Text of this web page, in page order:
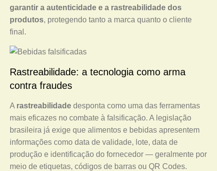
garantir a autenticidade e a rastreabilidade dos
produtos, protegendo tanto a marca quanto o cliente
final.
Rastreabilidade: a tecnologia como arma
contra fraudes
A rastreabilidade desponta como uma das ferramentas
mais eficazes no combate à falsificação. A legislação
brasileira já exige que alimentos e bebidas apresentem
informações como data de validade, lote, data de
produção e identificação do fornecedor — geralmente por
meio de etiquetas, códigos de barras ou QR Codes.